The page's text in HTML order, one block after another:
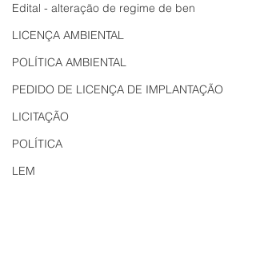
Edital - alteração de regime de ben
LICENÇA AMBIENTAL
POLÍTICA AMBIENTAL
PEDIDO DE LICENÇA DE IMPLANTAÇÃO
LICITAÇÃO
POLÍTICA
LEM